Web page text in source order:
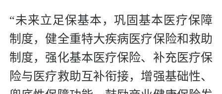
“未来立足保基本，巩固基本医疗保障
制度，健全重特大疾病医疗保险和救助
制度，强化基本医疗保险、补充医疗保
险与医疗救助互补衔接，增强基础性、